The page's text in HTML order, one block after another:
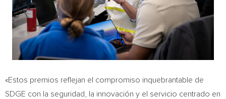
«Estos premios reflejan el compromiso inquebrantable de
SDGE con la seguridad, la innovación y el servicio centrado en